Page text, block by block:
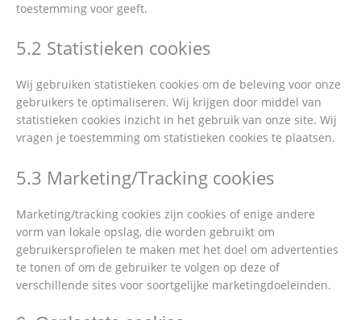
toestemming voor geeft.
5.2 Statistieken cookies
Wij gebruiken statistieken cookies om de beleving voor onze
gebruikers te optimaliseren. Wij krijgen door middel van
statistieken cookies inzicht in het gebruik van onze site. Wij
vragen je toestemming om statistieken cookies te plaatsen.
5.3 Marketing/Tracking cookies
Marketing/tracking cookies zijn cookies of enige andere
vorm van lokale opslag, die worden gebruikt om
gebruikersprofielen te maken met het doel om advertenties
te tonen of om de gebruiker te volgen op deze of
verschillende sites voor soortgelijke marketingdoeleinden.